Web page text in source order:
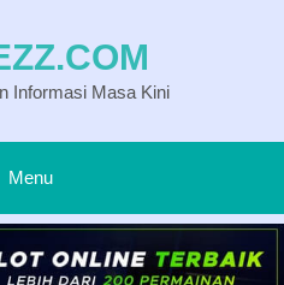
Informasi Masa Kini
Menu